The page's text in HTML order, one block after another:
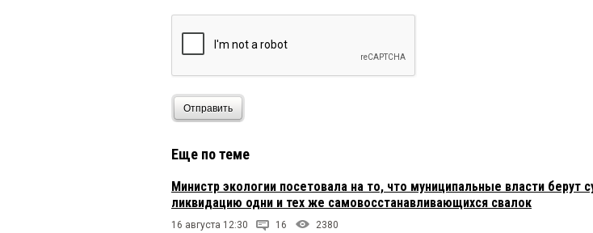
Отправить
Еще по теме
Министр экологии посетовала на то, что муниципальные власти берут
ликвидацию одни и тех же самовосстанавливающихся свалок
16 августа 12:30 16 2380